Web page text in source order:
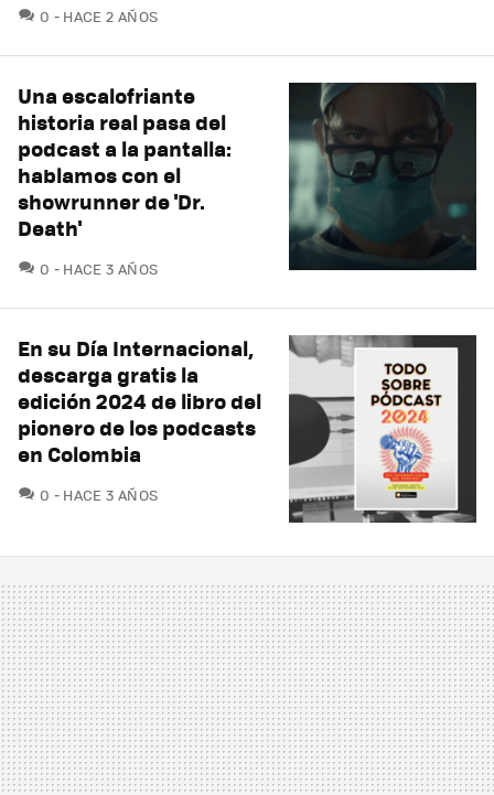
0 COMENTARIOS
HACE 2 AÑOS
Una escalofriante
historia real pasa del
podcast a la pantalla:
hablamos con el
showrunner de 'Dr.
Death'
0 COMENTARIOS
HACE 3 AÑOS
En su Día Internacional,
descarga gratis la
edición 2024 de libro del
pionero de los podcasts
en Colombia
0 COMENTARIOS
HACE 3 AÑOS